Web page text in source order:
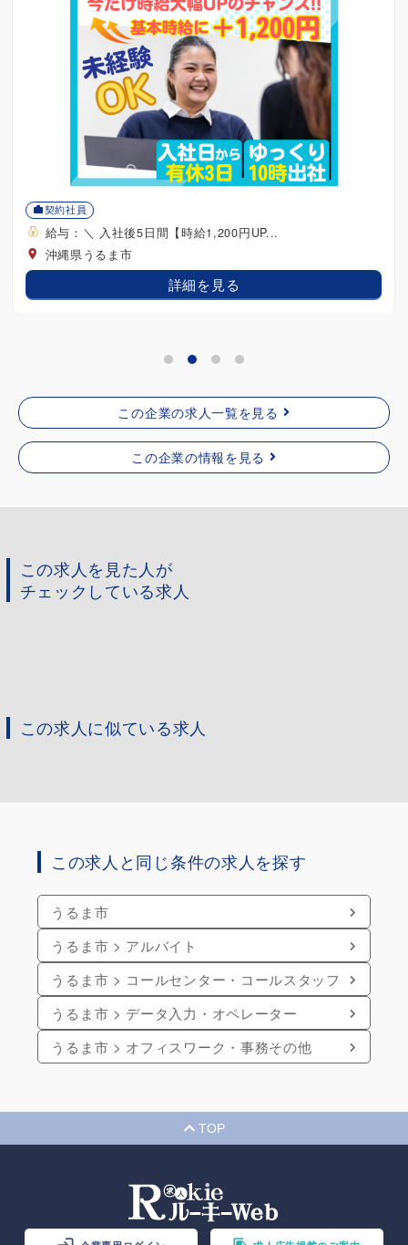
契約社員
給与：■時給1,150～1,250円 ■平日18...
沖縄県うるま市
詳細を見る
この企業の求人一覧を見る
この企業の情報を見る
この求人を見た人が
チェックしている求人
この求人に似ている求人
この求人と同じ条件の求人を探す
うるま市
うるま市 > アルバイト
うるま市 > コールセンター・コールスタッフ
うるま市 > データ入力・オペレーター
うるま市 > オフィスワーク・事務その他
TOP